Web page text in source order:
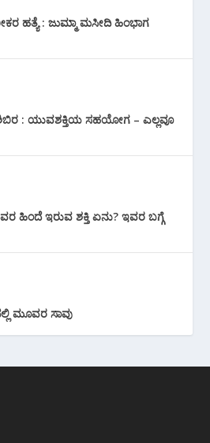
ಹತ್ಯೆ : ಜುಮ್ಮಾ ಮಸೀದಿ ಹಿಂಭಾಗ
: ಯುವಶಕ್ತಿಯ ಸಹಯೋಗ – ಎಲ್ಲವೂ
ಹಿಂದೆ ಇರುವ ಶಕ್ತಿ ಏನು? ಇವರ ಬಗ್ಗೆ
ಮೂವರ ಸಾವು